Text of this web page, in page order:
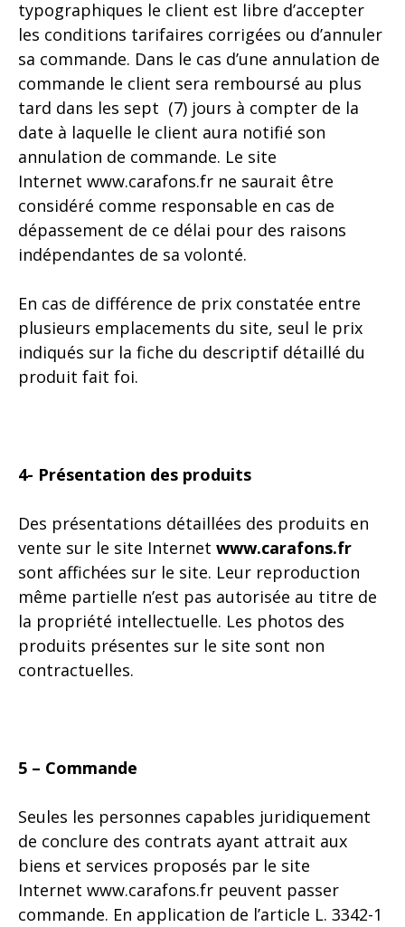
typographiques le client est libre d’accepter
les conditions tarifaires corrigées ou d’annuler
sa commande. Dans le cas d’une annulation de
commande le client sera remboursé au plus
tard dans les sept (7) jours à compter de la
date à laquelle le client aura notifié son
annulation de commande. Le site
Internet www.carafons.fr ne saurait être
considéré comme responsable en cas de
dépassement de ce délai pour des raisons
indépendantes de sa volonté.
En cas de différence de prix constatée entre
plusieurs emplacements du site, seul le prix
indiqués sur la fiche du descriptif détaillé du
produit fait foi.
4- Présentation des produits
Des présentations détaillées des produits en
vente sur le site Internet www.carafons.fr
sont affichées sur le site. Leur reproduction
même partielle n’est pas autorisée au titre de
la propriété intellectuelle. Les photos des
produits présentes sur le site sont non
contractuelles.
5 – Commande
Seules les personnes capables juridiquement
de conclure des contrats ayant attrait aux
biens et services proposés par le site
Internet www.carafons.fr peuvent passer
commande. En application de l’article L. 3342-1